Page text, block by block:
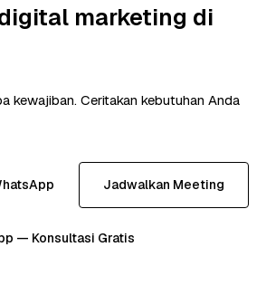
marketing di
kewajiban. Ceritakan kebutuhan Anda
Jadwalkan Meeting
— Konsultasi Gratis